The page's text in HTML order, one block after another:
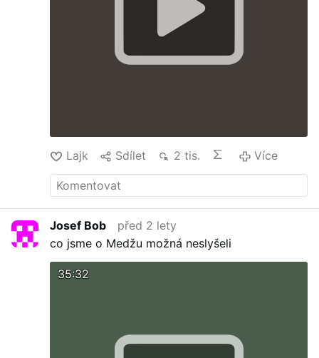
Lajk Sdílet 2 tis. Více
Josef Bob
před 2 lety
co jsme o Medžu možná neslyšeli
35:32